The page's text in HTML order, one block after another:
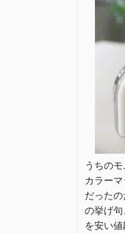
うちの
カラー
だった
の挙げ
を安い